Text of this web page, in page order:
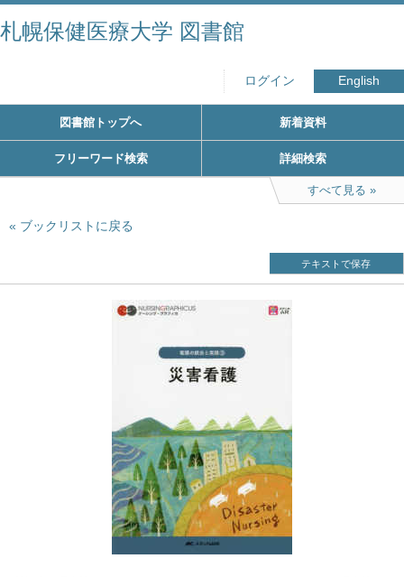
札幌保健医療大学 図書館
ログイン English
図書館トップへ 新着資料
フリーワード検索 詳細検索
すべて見る
ブックリストに戻る
テキストで保存